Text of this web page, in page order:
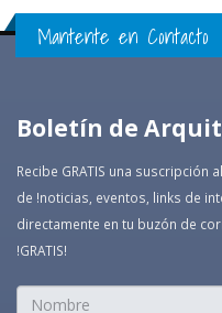
Mantente en Contacto
Boletín de
Recibe GRATIS una
de !noticias, eventos, links de
directamente en tu buzón de
!GRATIS!